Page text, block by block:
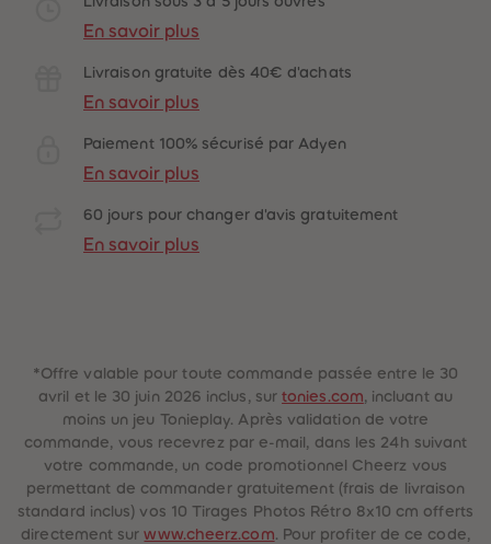
En savoir plus
Livraison gratuite dès 40€ d'achats
En savoir plus
Paiement 100% sécurisé par Adyen
En savoir plus
60 jours pour changer d'avis gratuitement
En savoir plus
*Offre valable pour toute commande passée entre le 30
avril et le 30 juin 2026 inclus, surtonies.com, incluant au
moins un jeu Tonieplay. Après validation de votre
commande, vous recevrez par e-mail, dans les 24h suivant
votre commande, un code promotionnel Cheerz vous
permettant de commander gratuitement (frais de livraison
standard inclus) vos 10 Tirages Photos Rétro 8x10 cm offerts
directement surwww.cheerz.com. Pour profiter de ce code,